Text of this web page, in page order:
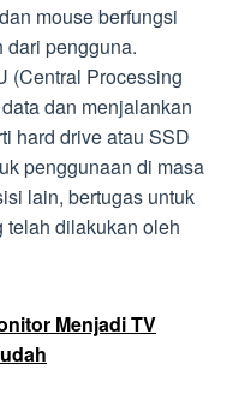
mouse berfungsi
dari pengguna.
(Central Processing
dan menjalankan
hard drive atau SSD
penggunaan di masa
lain, bertugas untuk
telah dilakukan oleh
Menjadi TV